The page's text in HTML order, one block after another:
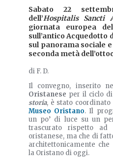
Sabato 22
dell’Hospitalis Sancti
giornata europea
sull’antico Acquedotto
sul panorama sociale
seconda metà
di F. D.
Il convegno, inserito
Oristanese per il ciclo
storia, è stato
Museo Oristano. Il
un po’ di luce su un
trascurato rispetto
oristanese, ma che di
architettonicamente
la Oristano di oggi.